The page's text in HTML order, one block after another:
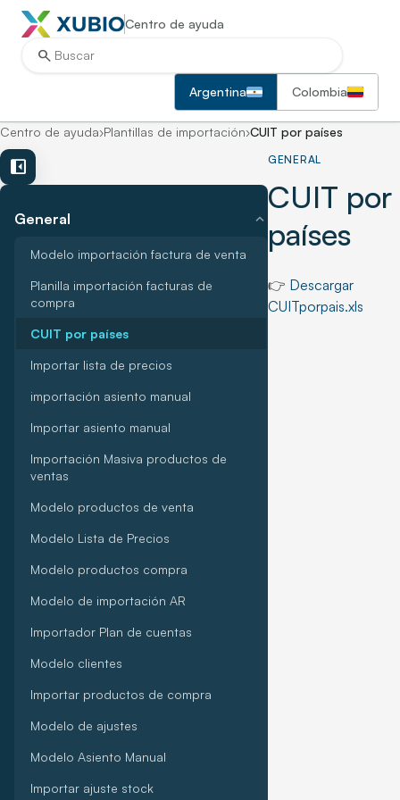
Centro de ayuda
search
Argentina Colombia
Centro de ayuda›Plantillas de importación›CUIT por países
left_panel_close
General expand_more
Modelo importación factura de venta
Planilla importación facturas de
compra
CUIT por países
Importar lista de precios
importación asiento manual
Importar asiento manual
Importación Masiva productos de
ventas
Modelo productos de venta
Modelo Lista de Precios
Modelo productos compra
Modelo de importación AR
Importador Plan de cuentas
Modelo clientes
Importar productos de compra
Modelo de ajustes
Modelo Asiento Manual
Importar ajuste stock
GENERAL
CUIT por
países
👉 Descargar
CUITporpais.xls